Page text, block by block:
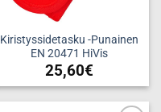
Kiristyssidetasku -Punainen
EN 20471 HiVis
25,60€